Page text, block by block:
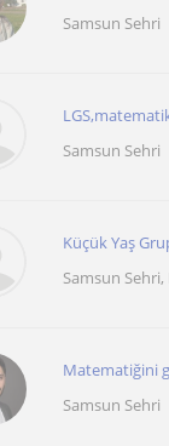
Samsun Sehri
Samsun Sehri
Küçük Yaş
Samsun
Matematiğini
Samsun Sehri